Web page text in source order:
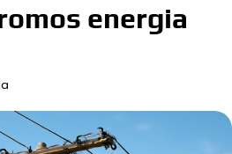
energia